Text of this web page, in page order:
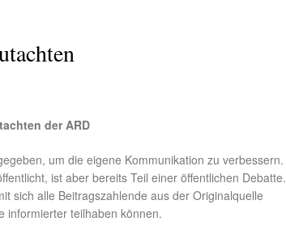
der ARD
um die eigene Kommunikation zu verbessern.
ist aber bereits Teil einer öffentlichen Debatte.
sich alle Beitragszahlende aus der Originalquelle
informierter teilhaben können.